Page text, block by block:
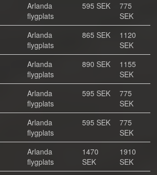
Arlanda
flygplats
595 SEK
775
SEK
Arlanda
flygplats
865 SEK
1120
SEK
Arlanda
flygplats
890 SEK
1155
SEK
Arlanda
flygplats
595 SEK
775
SEK
Arlanda
flygplats
595 SEK
775
SEK
Arlanda
flygplats
1470
SEK
1910
SEK